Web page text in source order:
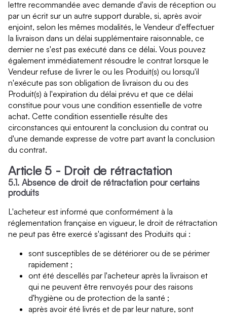
lettre recommandée avec demande d'avis de réception ou
par un écrit sur un autre support durable, si, après avoir
enjoint, selon les mêmes modalités, le Vendeur d'effectuer
la livraison dans un délai supplémentaire raisonnable, ce
dernier ne s'est pas exécuté dans ce délai. Vous pouvez
également immédiatement résoudre le contrat lorsque le
Vendeur refuse de livrer le ou les Produit(s) ou lorsqu'il
n'exécute pas son obligation de livraison du ou des
Produit(s) à l'expiration du délai prévu et que ce délai
constitue pour vous une condition essentielle de votre
achat. Cette condition essentielle résulte des
circonstances qui entourent la conclusion du contrat ou
d'une demande expresse de votre part avant la conclusion
du contrat.
Article 5 - Droit de rétractation
5.1. Absence de droit de rétractation pour certains
produits
L'acheteur est informé que conformément à la
réglementation française en vigueur, le droit de rétractation
ne peut pas être exercé s'agissant des Produits qui :
sont susceptibles de se détériorer ou de se périmer
rapidement ;
ont été descellés par l'acheteur après la livraison et
qui ne peuvent être renvoyés pour des raisons
d'hygiène ou de protection de la santé ;
après avoir été livrés et de par leur nature, sont